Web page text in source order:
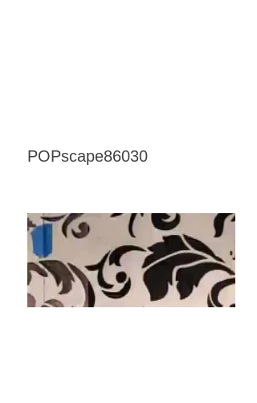
POPscape86030